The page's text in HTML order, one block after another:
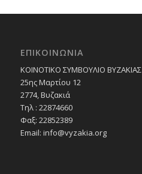
ΕΠΙΚΟΙΝΩΝΙΑ
ΚΟΙΝΟΤΙΚΟ ΣΥΜΒΟΥΛΙΟ ΒΥΖΑΚΙΑΣ
25ης Μαρτίου 12
2774, Βυζακιά
Τηλ : 22874660
Φαξ: 22852389
Email: info@vyzakia.org